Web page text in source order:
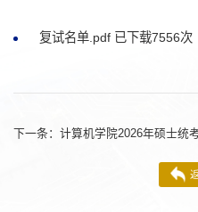
复试名单.pdf已下载7556次
下一条： 计算机学院2026年硕士统